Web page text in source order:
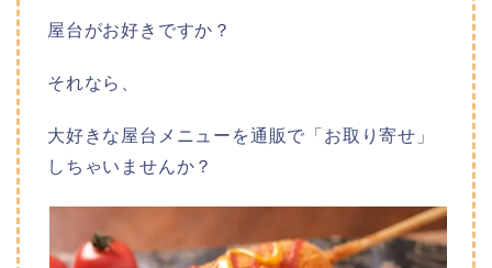
屋台がお好きですか？
それなら、
大好きな屋台メニューを通販で「お取り寄せ」
しちゃいませんか？